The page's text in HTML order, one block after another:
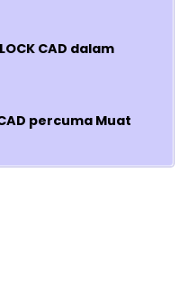
CAD dalam
percuma Muat